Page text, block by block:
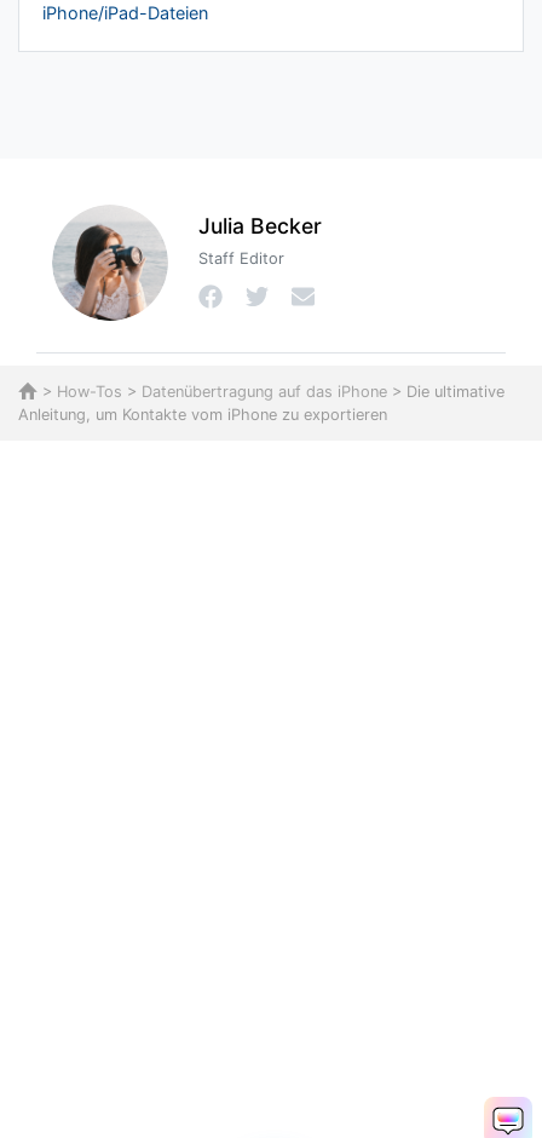
iPhone/iPad-Dateien
Julia Becker
Staff Editor
> How-Tos > Datenübertragung auf das iPhone > Die ultimative
Anleitung, um Kontakte vom iPhone zu exportieren